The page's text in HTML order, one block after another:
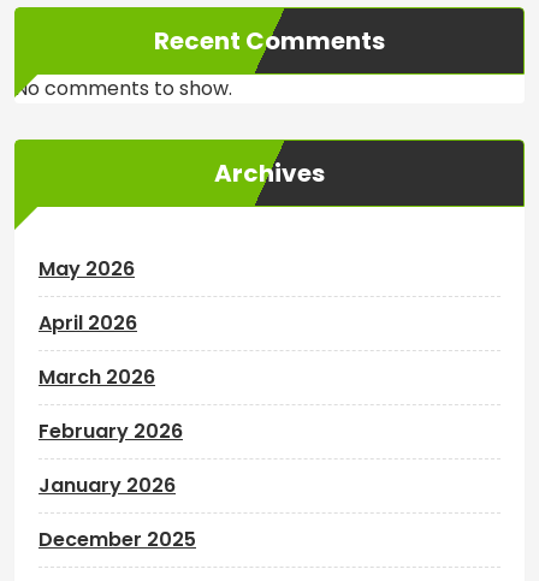
Recent Comments
No comments to show.
Archives
May 2026
April 2026
March 2026
February 2026
January 2026
December 2025